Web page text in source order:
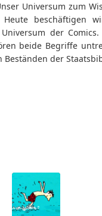
Universum zum
Heute beschäftigen
der
beide Begriffe
der